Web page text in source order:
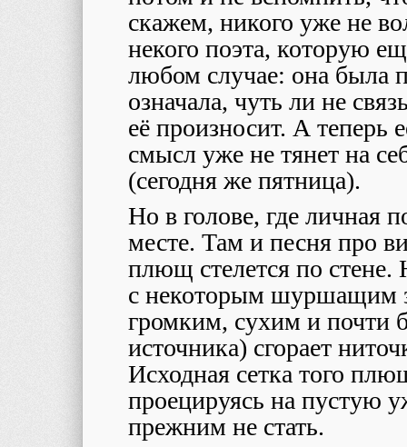
скажем, никого уже не
некого поэта, которую
любом случае: она была
означала, чуть ли не
её произносит. А теперь
смысл уже не тянет на
(сегодня же пятница).
Но в голове, где личная
месте. Там и песня про
плющ стелется по
с некоторым шуршащим
громким, сухим и почти
источника) сгорает
Исходная сетка того
проецируясь на пустую
прежним не стать.